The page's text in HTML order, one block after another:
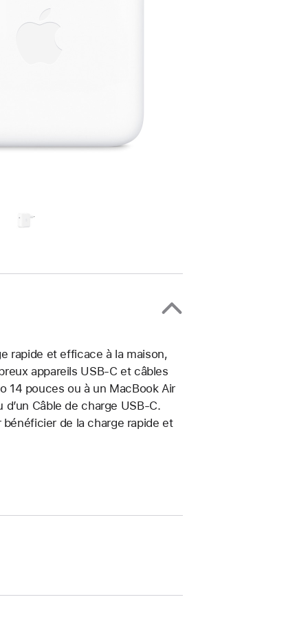
rapide et efficace à la maison,
appareils USB‑C et câbles
14 pouces ou à un MacBook Air
Câble de charge USB‑C.
de la charge rapide et